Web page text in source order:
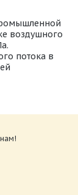
воздушного
потока в